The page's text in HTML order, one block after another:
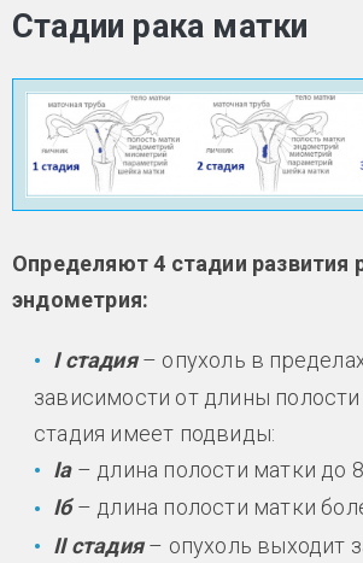
Стадии рака матки
Определяют 4 стадии развития
эндометрия:
I стадия– опухоль в
зависимости от длины полости
стадия имеет подвиды:
Iа – длина полости матки до
Iб– длина полости матки
II стадия– опухоль выходит